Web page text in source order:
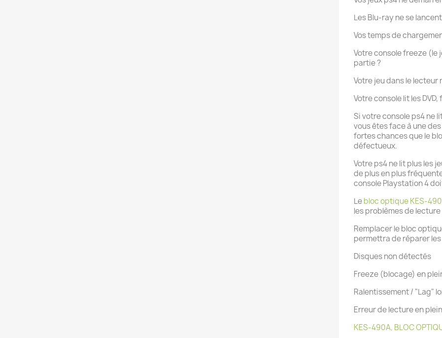
Les Blu-ray ne se
Vos temps de
Votre console freeze (le
partie ?
Votre jeu dans le lecteur
Votre console lit les
Si votre console ps4 ne
vous êtes face à une
fortes chances que le
défectueux.
Votre ps4 ne lit plus les
de plus en plus
console Playstation 4
Lebloc optique KES-
les problèmes de
Remplacer le bloc
permettra de réparer
Disques non détectés
Freeze (blocage) en
Ralentissement / "Lag"
Erreur de lecture en
KES-490A, BLOC